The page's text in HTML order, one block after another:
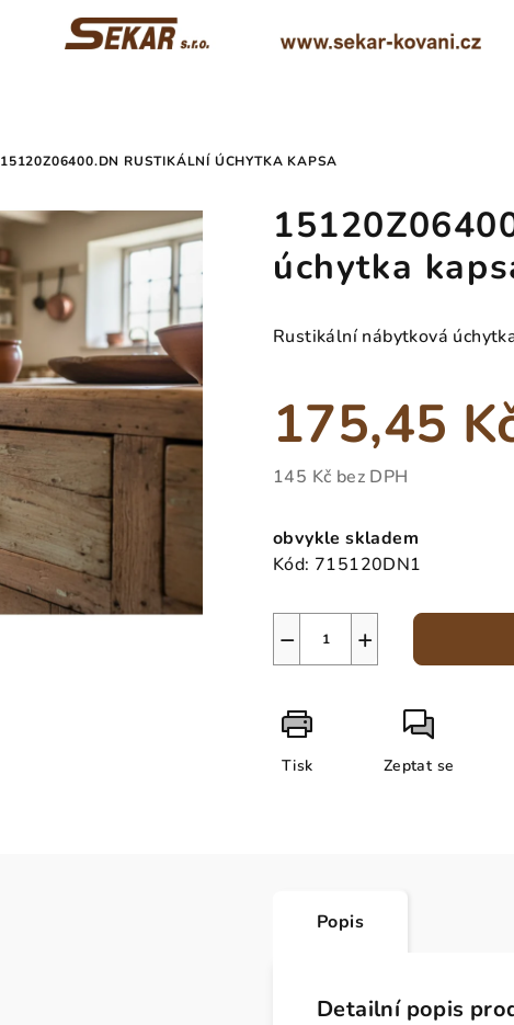
15120Z06400.DN RUSTIKÁLNÍ ÚCHYTKA KAPSA
úchytka
Rustikální nábytková
175,45
145 Kč bez DPH
cena:
obvykle skladem
Kód: 715120DN1
+
−
Tisk Zeptat se
Popis
Detailní popis